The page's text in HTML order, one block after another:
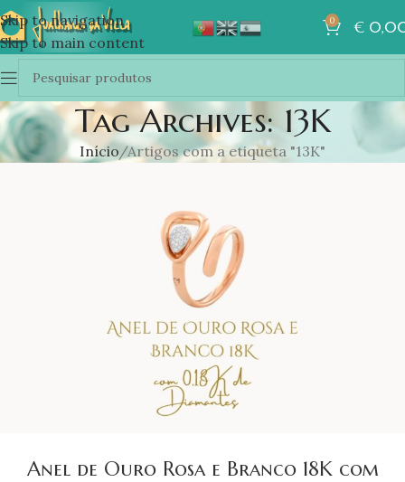
Skip to navigation
Skip to main content
0 €
Tag Archives: 13K
Início Artigos com a etiqueta "13K"
Anel de Ouro Rosa e Branco 18K com